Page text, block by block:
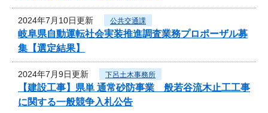
2024年7月10日更新 公共交通課
岐阜県自動運転社会実装推進調査業務プロポーザル募
集【選定結果】
2024年7月9日更新 下呂土木事務所
【建設工事】県単 通常砂防事業 般若谷流木止工工事
に関する一般競争入札公告